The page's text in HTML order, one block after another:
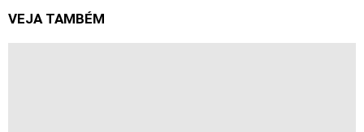
VEJA TAMBÉM